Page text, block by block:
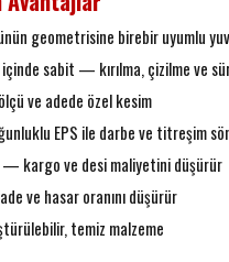
geometrisine birebir uyumlu
sabit — kırılma, çizilme ve
ve adede özel kesim
EPS ile darbe ve titreşim
— kargo ve desi maliyetini düşürür
ve hasar oranını düşürür
temiz malzeme